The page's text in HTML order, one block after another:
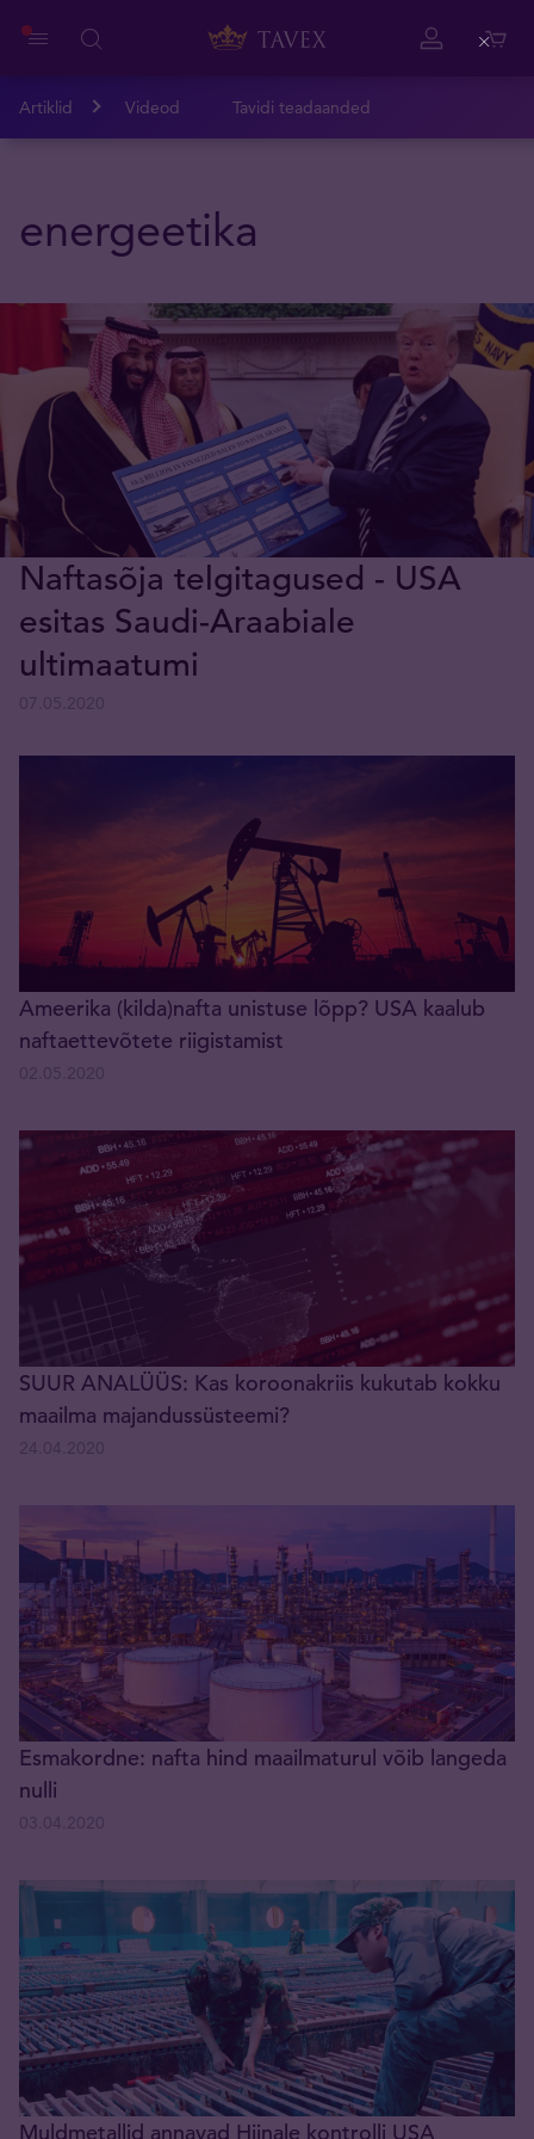
Artiklid Videod Tavidi teadaanded
energeetika
Naftasõja telgitagused - USA
esitas Saudi-Araabiale
ultimaatumi
Ameerika (kilda)nafta unistuse lõpp? USA kaalub
naftaettevõtete riigistamist
SUUR ANALÜÜS: Kas koroonakriis kukutab kokku
maailma majandussüsteemi?
Esmakordne: nafta hind maailmaturul võib langeda
nulli
Muldmetallid annavad Hiinale kontrolli USA
Close